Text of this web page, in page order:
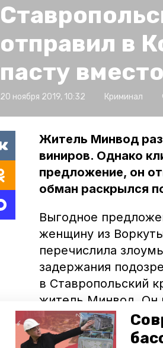
отправил в
пасту
20 ноября 2019, 10:32 Криминал
Житель Минвод
виниров. Однако
предложение, он
обман раскрылся
Выгодное
женщину из
перечислила
задержания
в Ставропольский
житель Минвод. Он
потерпевшим
Однако уйти от